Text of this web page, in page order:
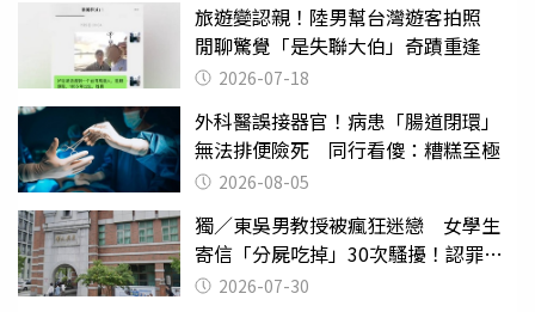
旅遊變認親！陸男幫台灣遊客拍照
閒聊驚覺「是失聯大伯」奇蹟重逢
2026-07-18
外科醫誤接器官！病患「腸道閉環」
無法排便險死 同行看傻：糟糕至極
2026-08-05
獨／東吳男教授被瘋狂迷戀 女學生
寄信「分屍吃掉」30次騷擾！認罪免
關 2026-07-30